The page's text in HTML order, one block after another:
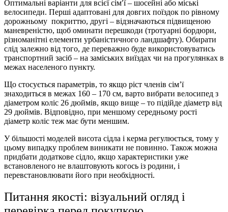
Оптимальні варіанти для всієї сім′ї – шосейні або міські
велосипеди. Перші адаптовані для довгих поїздок по рівному
дорожньому покриттю, другі – відзначаються підвищеною
маневреністю, щоб оминати перешкоди (тротуарні бордюри,
різноманітні елементи урбаністичного ландшафту). Обирати
слід залежно від того, де переважно буде використовуватись
транспортний засіб – на заміських виїздах чи на прогулянках в
межах населеного пункту.
Що стосується параметрів, то якщо ріст членів сім’ї
знаходиться в межах 160 – 170 см, варто вибрати велосипед з
діаметром коліс 26 дюймів, якщо вище – то підійде діаметр від
29 дюймів. Відповідно, при меншому середньому рості
діаметр коліс теж має бути меншим.
У більшості моделей висота сідла і керма регулюється, тому у
цьому випадку проблем виникати не повинно. Також можна
придбати додаткове сідло, якщо характеристики уже
встановленого не влаштовують когось із родини, і
перевстановлювати його при необхідності.
Питання якості: візуальний огляд і